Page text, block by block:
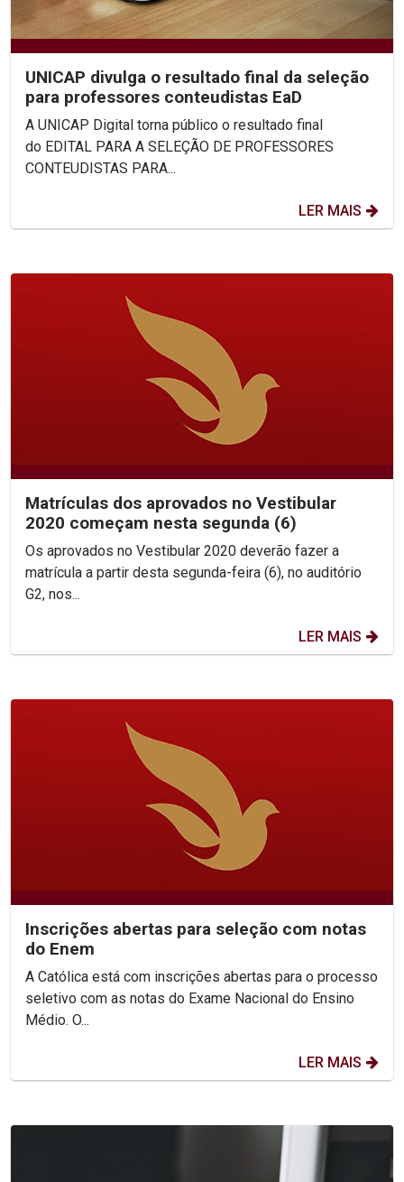
UNICAP divulga o resultado final da seleção
para professores conteudistas EaD
A UNICAP Digital torna público o resultado final
do EDITAL PARA A SELEÇÃO DE PROFESSORES
CONTEUDISTAS PARA...
LER MAIS
Matrículas dos aprovados no Vestibular
2020 começam nesta segunda (6)
Os aprovados no Vestibular 2020 deverão fazer a
matrícula a partir desta segunda-feira (6), no auditório
G2, nos...
LER MAIS
Inscrições abertas para seleção com notas
do Enem
A Católica está com inscrições abertas para o processo
seletivo com as notas do Exame Nacional do Ensino
Médio. O...
LER MAIS